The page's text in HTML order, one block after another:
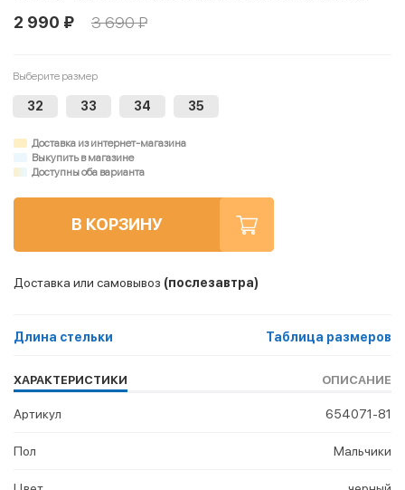
2 990 ₽ 3 690 ₽
Выберите размер
32 33 34 35
Доставка из интернет-магазина
Выкупить в магазине
Доступны оба варианта
В КОРЗИНУ
Доставка или самовывоз (послезавтра)
Длина стельки Таблица размеров
ХАРАКТЕРИСТИКИ ОПИСАНИЕ
Артикул 654071-81
Пол Мальчики